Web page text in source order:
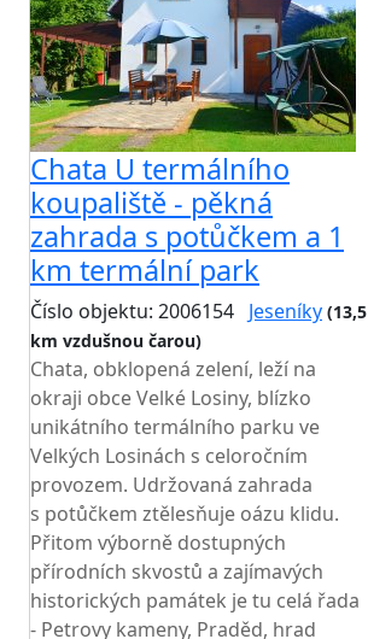
Chata U termálního
koupaliště - pěkná
zahrada s potůčkem a 1
km termální park
Číslo objektu: 2006154 Jeseníky (13,5
km vzdušnou čarou)
Chata, obklopená zelení, leží na
okraji obce Velké Losiny, blízko
unikátního termálního parku ve
Velkých Losinách s celoročním
provozem. Udržovaná zahrada
s potůčkem ztělesňuje oázu klidu.
Přitom výborně dostupných
přírodních skvostů a zajímavých
historických památek je tu celá řada
- Petrovy kameny, Praděd, hrad